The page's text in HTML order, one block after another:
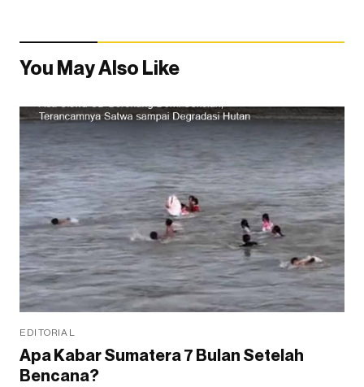
You May Also Like
EDITORIAL
Apa Kabar Sumatera 7 Bulan Setelah
Bencana?